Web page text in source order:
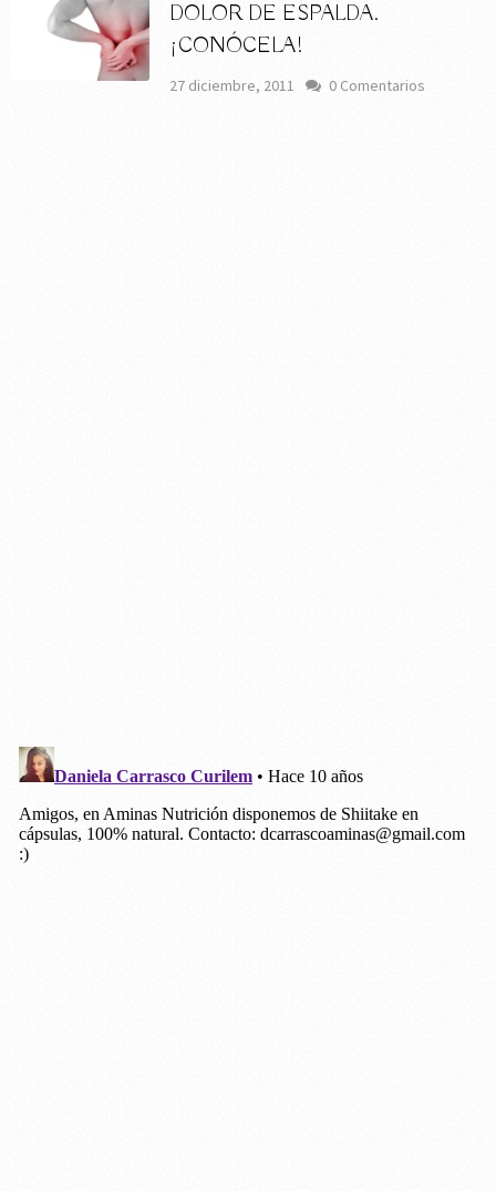
DOLOR DE ESPALDA.
¡CONÓCELA!
27 diciembre, 2011 0 Comentarios